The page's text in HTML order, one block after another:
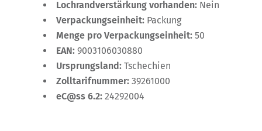
Lochrandverstärkung vorhanden: Nein
Verpackungseinheit: Packung
Menge pro Verpackungseinheit: 50
EAN: 9003106030880
Ursprungsland: Tschechien
Zolltarifnummer: 39261000
eC@ss 6.2: 24292004